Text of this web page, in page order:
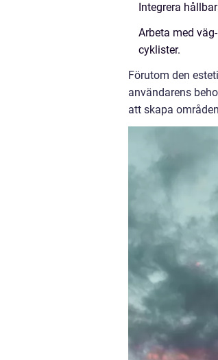
Integrera
Arbeta med
cyklister.
Förutom den
användarens
att skapa